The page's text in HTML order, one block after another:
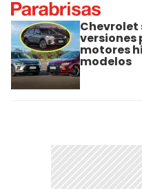
Chevrolet
versiones
motores
modelos